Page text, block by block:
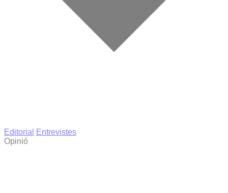
Editorial
Entrevistes
Opinió